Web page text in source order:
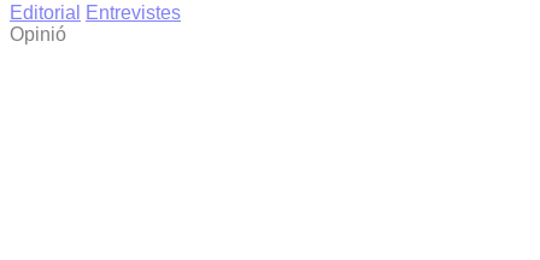
Editorial
Entrevistes
Opinió